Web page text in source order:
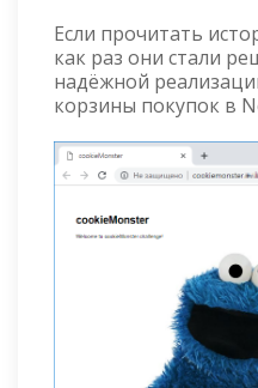
Если прочитать
как раз они стали
надёжной
корзины покупок в